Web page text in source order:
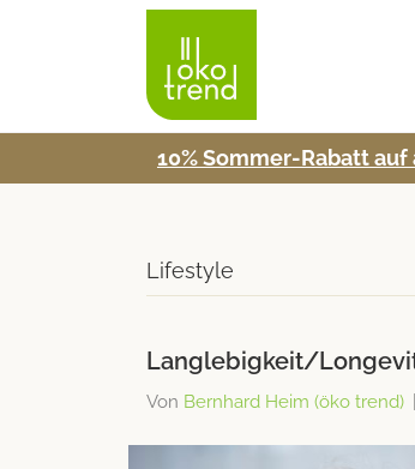
10% Som­mer-Rabatt
Lifestyle
Langlebigkeit/
Von Bernhard Heim (öko trend)